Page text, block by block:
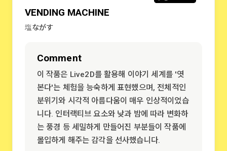
VENDING MACHINE
塩ながす
Comment
이 작품은 Live2D를 활용해 이야기 세계를 '엿
본다'는 체험을 능숙하게 표현했으며, 전체적인
분위기와 시각적 아름다움이 매우 인상적이었습
니다. 인터랙티브 요소와 낮과 밤에 따라 변화하
는 풍경 등 세밀하게 만들어진 부분들이 작품에
몰입하게 해주는 감각을 선사했습니다.